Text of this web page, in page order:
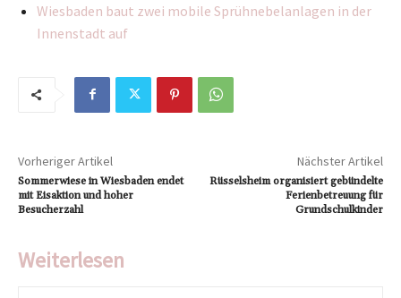
Wiesbaden baut zwei mobile Sprühnebelanlagen in der
Innenstadt auf
Vorheriger Artikel
Sommerwiese in Wiesbaden endet
mit Eisaktion und hoher
Besucherzahl
Nächster Artikel
Rüsselsheim organisiert gebündelte
Ferienbetreuung für
Grundschulkinder
Weiterlesen